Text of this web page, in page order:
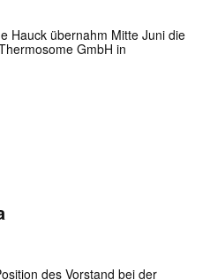
Hauck übernahm Mitte Juni die
GmbH in
des Vorstand bei der